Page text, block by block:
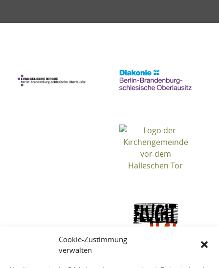
Cookie-Zustimmung
verwalten